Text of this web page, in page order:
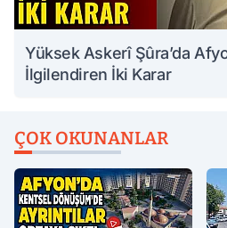
Yüksek Askerî Şûra’da
İlgilendiren İki Karar
ÇOK OKUNANLAR